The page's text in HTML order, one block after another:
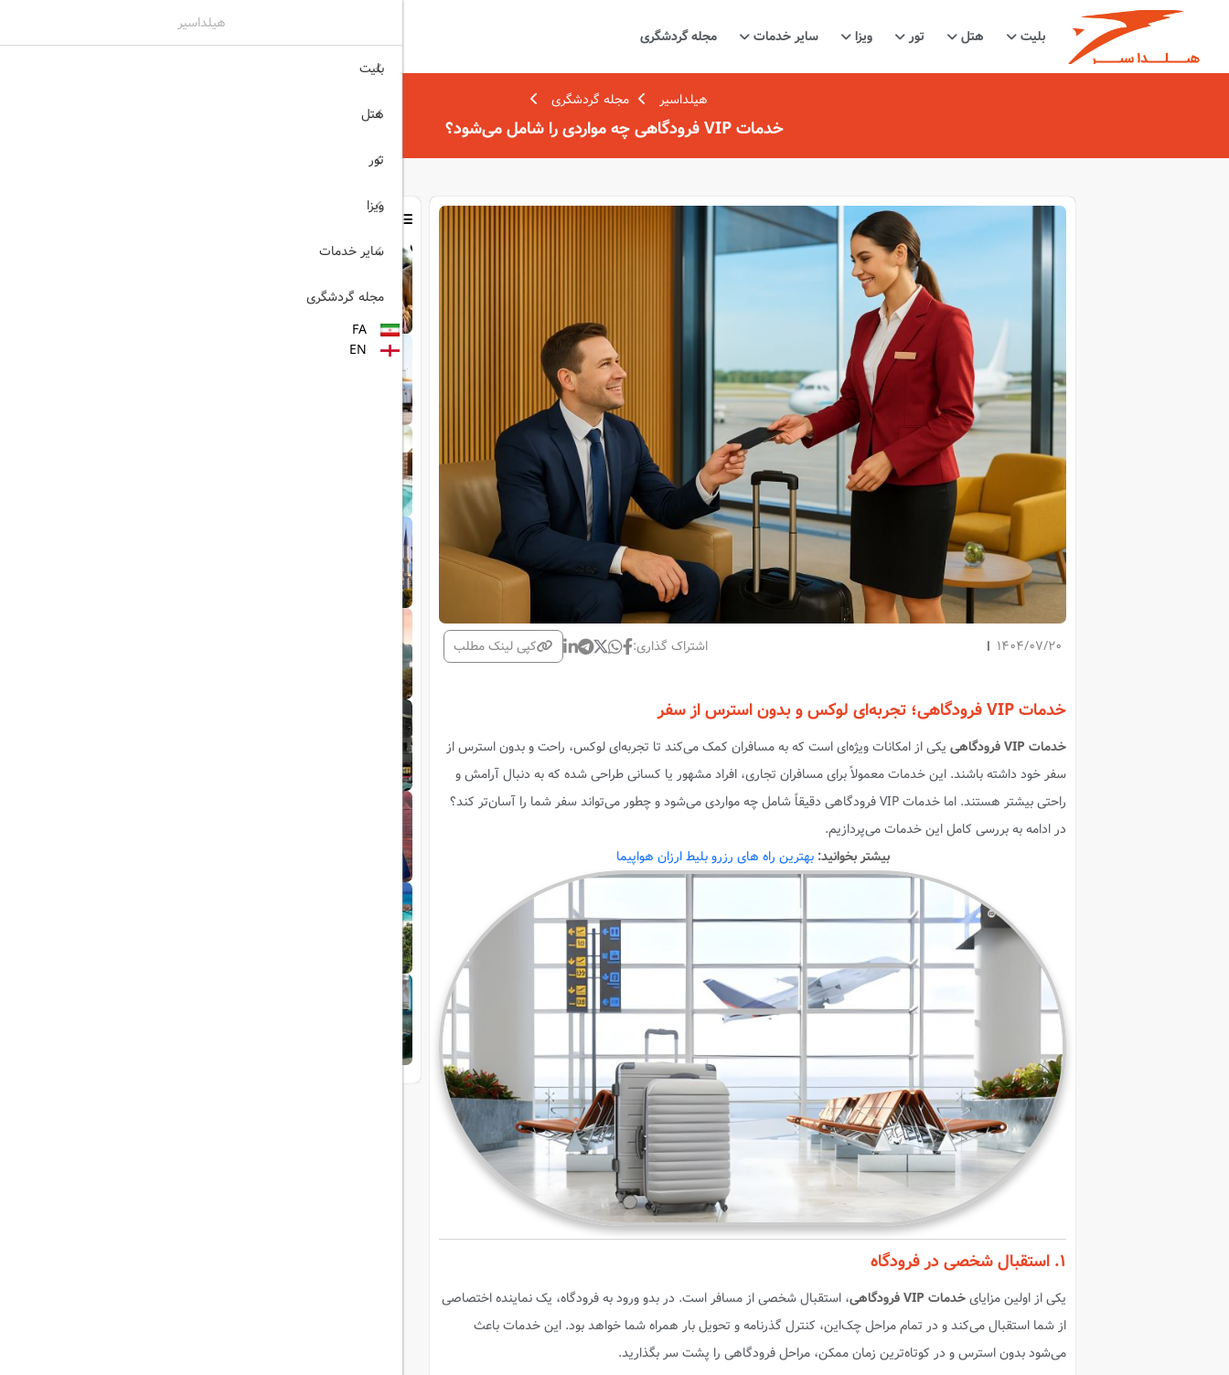
بلیت هتل تور ویزا سایر خدمات مجله گردشگری
هیلداسیر مجله گردشگری
خدمات VIP فرودگاهی چه مواردی را شامل می‌شود؟
1404/07/20 اشتراک گذاری: کپی لینک مطلب
خدمات VIP فرودگاهی؛ تجربه‌ای لوکس و بدون استرس از سفر
خدمات VIP فرودگاهی
یکی از امکانات ویژه‌ای است که به مسافران کمک می‌کند تا تجربه‌ای لوکس، راحت و بدون استرس از
سفر خود داشته باشند. این خدمات معمولاً برای مسافران تجاری، افراد مشهور یا کسانی طراحی شده که به دنبال آرامش و
راحتی بیشتر هستند. اما خدمات VIP فرودگاهی دقیقاً شامل چه مواردی می‌شود و چطور می‌تواند سفر شما را آسان‌تر کند؟
در ادامه به بررسی کامل این خدمات می‌پردازیم.
بیشتر بخوانید: بهترین راه‌ های رزرو بلیط ارزان هواپیما
۱. استقبال شخصی در فرودگاه
یکی از اولین مزایایخدمات VIP فرودگاهی
، استقبال شخصی از مسافر است. در بدو ورود به فرودگاه، یک نماینده اختصاصی
از شما استقبال می‌کند و در تمام مراحل چک‌این، کنترل گذرنامه و تحویل بار همراه شما خواهد بود. این خدمات باعث
می‌شود بدون استرس و در کوتاه‌ترین زمان ممکن، مراحل فرودگاهی را پشت سر بگذارید.
سایر مطالب
ایرانیان
هیلداسیر
بلیت
هتل
تور
ویزا
سایر خدمات
مجله گردشگری
FA
EN